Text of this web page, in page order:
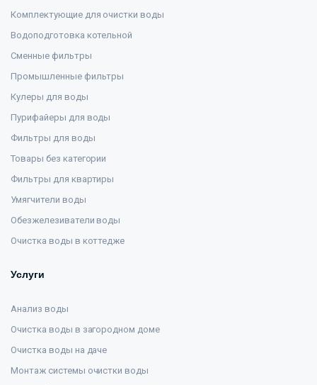
Комплектующие для очистки воды
Водоподготовка котельной
Сменные фильтры
Промышленные фильтры
Кулеры для воды
Пурифайеры для воды
Фильтры для воды
Товары без категории
Фильтры для квартиры
Умягчители воды
Обезжелезиватели воды
Очистка воды в коттедже
Услуги
Анализ воды
Очистка воды в загородном доме
Очистка воды на даче
Монтаж системы очистки воды